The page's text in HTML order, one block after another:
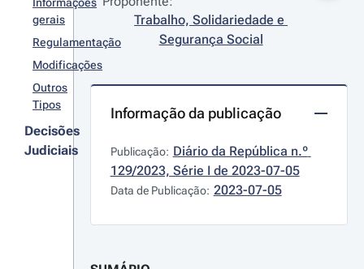
gerais
Regulamentação
Modificações
Outros
Tipos
Decisões
Judiciais
Trabalho, Solidariedade e
Segurança Social
Informação da publicação
Publicação: Diário da República n.º
129/2023, Série I de 2023-07-05
Data de Publicação: 2023-07-05